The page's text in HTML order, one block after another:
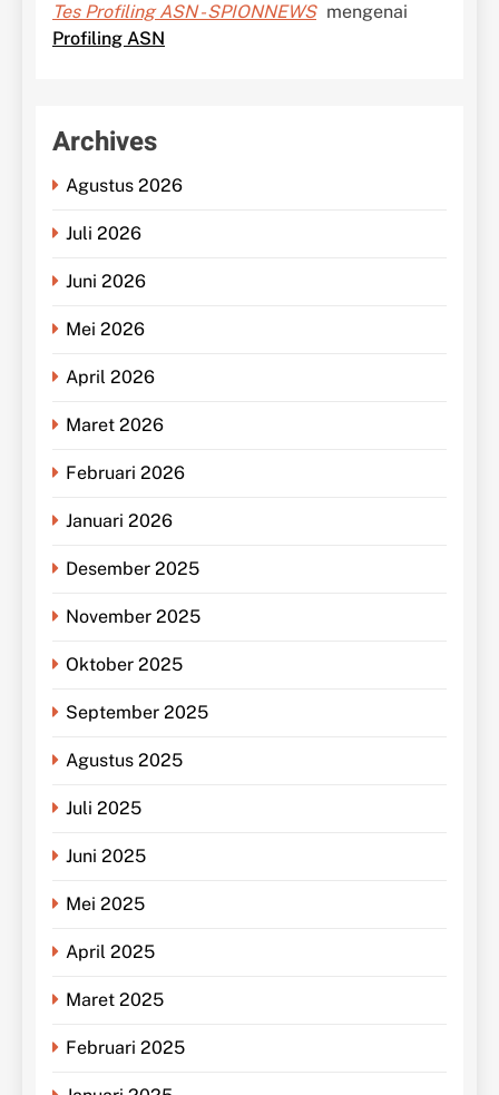
Tes Profiling ASN - SPIONNEWS mengenai
Profiling ASN
Archives
Agustus 2026
Juli 2026
Juni 2026
Mei 2026
April 2026
Maret 2026
Februari 2026
Januari 2026
Desember 2025
November 2025
Oktober 2025
September 2025
Agustus 2025
Juli 2025
Juni 2025
Mei 2025
April 2025
Maret 2025
Februari 2025